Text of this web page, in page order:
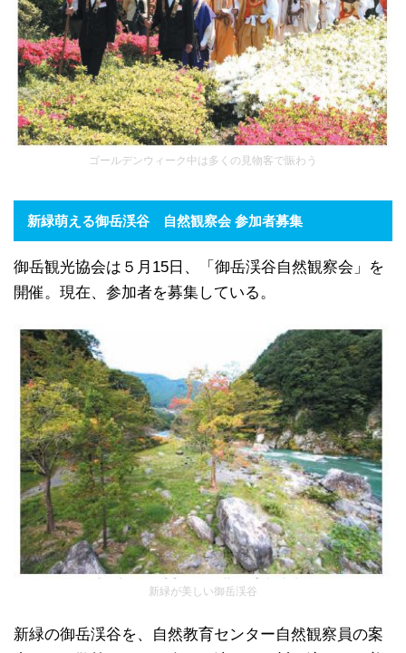
ゴールデンウィーク中は多くの見物客で賑わう
新緑萌える御岳渓谷 自然観察会 参加者募集
御岳観光協会は５月15日、「御岳渓谷自然観察会」を
開催。現在、参加者を募集している。
新緑が美しい御岳渓谷
新緑の御岳渓谷を、自然教育センター自然観察員の案